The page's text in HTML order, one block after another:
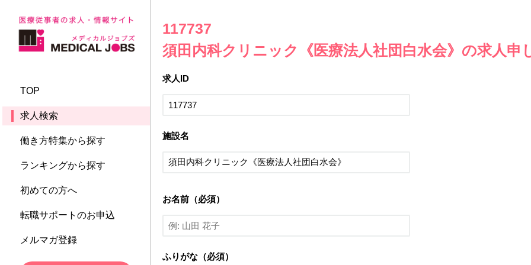
TOP
求人検索
働き方特集から探す
ランキングから探す
初めての方へ
転職サポートのお申込
メルマガ登録
117737
須田内科クリニック《医療法人社団白水会》の求人申
求人ID
施設名
お名前（必須）
ふりがな（必須）